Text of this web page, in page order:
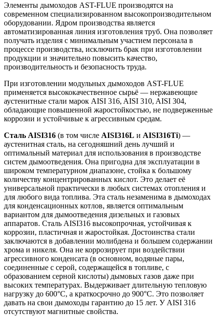
Элементы дымоходов AST-FLUE производятся на
современном специализированном высокопроизводительном
оборудовании. Ядром производства является
автоматизированная линия изготовления труб. Она позволяет
получать изделия с минимальным участием персонала в
процессе производства, исключить брак при изготовлении
продукции и значительно повысить качество,
производительность и безопасность труда.
При изготовлении модульных дымоходов AST-FLUE
применяется высококачественное сырьё — нержавеющие
аустенитные стали марок AISI 316, AISI 310, AISI 304,
обладающие повышенной жаростойкостью, не подверженные
коррозии и устойчивые к агрессивным средам.
Сталь AISI316 (в том числе AISI316L и AISI316Ti) —
аустенитная сталь, на сегодняшний день лучший и
оптимальный материал для использования в производстве
систем дымоотведения. Она пригодна для эксплуатации в
широком температурном диапазоне, стойка к большому
количеству концентрированных кислот. Это делает её
универсаль­ной практически в любых системах отопления и
для любого вида топлива. Эта сталь незаменима в дымоходах
для конденсационных котлов, является оптимальным
вариантом для дымоотведения дизельных и газовых
аппаратов. Сталь AISI316 высокопрочная, устойчивая к
коррозии, пластичная и жаростойкая. Достоинства стали
заключаются в добавлении молибдена и большем содержании
хрома и никеля. Она не коррозирует при воздействии
агрессивного конденсата (в основном, водяные пары,
соединенные с серой, содержащейся в топливе, с
образованием серной кислоты) дымовых газов даже при
высоких температурах. Выдерживает длительную тепловую
нагрузку до 600°С, а краткосрочно до 900°С. Это позволяет
давать на свои дымоходы гарантию до 15 лет. У AISI 316
отсутствуют магнитные свойства.